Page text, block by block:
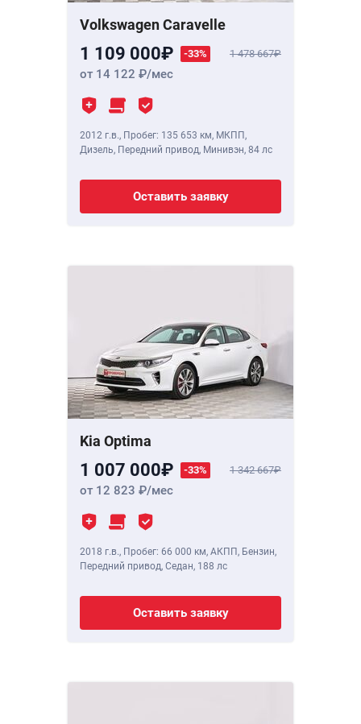
Volkswagen Caravelle
1 109 000 -33% 1 478 667
от 14 122 /мес
2012 г.в., Пробег: 135 653 км, МКПП,
Дизель, Передний привод, Минивэн, 84 лс
Оставить заявку
Kia Optima
1 007 000 -33% 1 342 667
от 12 823 /мес
2018 г.в., Пробег: 66 000 км, АКПП, Бензин,
Передний привод, Седан, 188 лс
Оставить заявку